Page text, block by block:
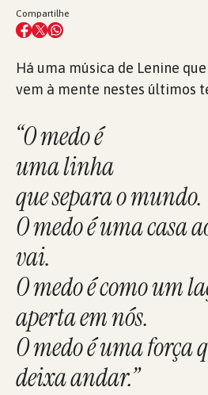
Compartilhe
Há uma música de Lenine
vem à mente nestes últimos
“O medo é
uma linha
que separa o mundo.
O medo é uma casa
vai.
O medo é como um
aperta em nós.
O medo é uma força
deixa andar.”